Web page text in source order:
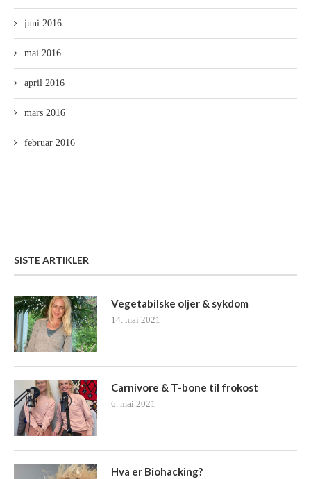
juni 2016
mai 2016
april 2016
mars 2016
februar 2016
SISTE ARTIKLER
Vegetabilske oljer & sykdom
14. mai 2021
Carnivore & T-bone til frokost
6. mai 2021
Hva er Biohacking?